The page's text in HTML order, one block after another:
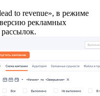
to revenue», в режиме
рекламных